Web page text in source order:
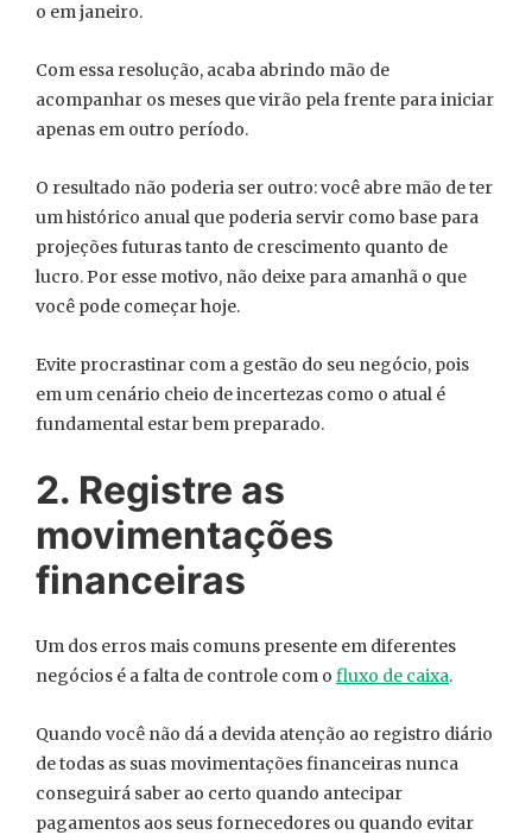
o em janeiro.
Com essa resolução, acaba abrindo mão de
acompanhar os meses que virão pela frente para iniciar
apenas em outro período.
O resultado não poderia ser outro: você abre mão de ter
um histórico anual que poderia servir como base para
projeções futuras tanto de crescimento quanto de
lucro. Por esse motivo, não deixe para amanhã o que
você pode começar hoje.
Evite procrastinar com a gestão do seu negócio, pois
em um cenário cheio de incertezas como o atual é
fundamental estar bem preparado.
2. Registre as
movimentações
financeiras
Um dos erros mais comuns presente em diferentes
negócios é a falta de controle com o fluxo de caixa.
Quando você não dá a devida atenção ao registro diário
de todas as suas movimentações financeiras nunca
conseguirá saber ao certo quando antecipar
pagamentos aos seus fornecedores ou quando evitar